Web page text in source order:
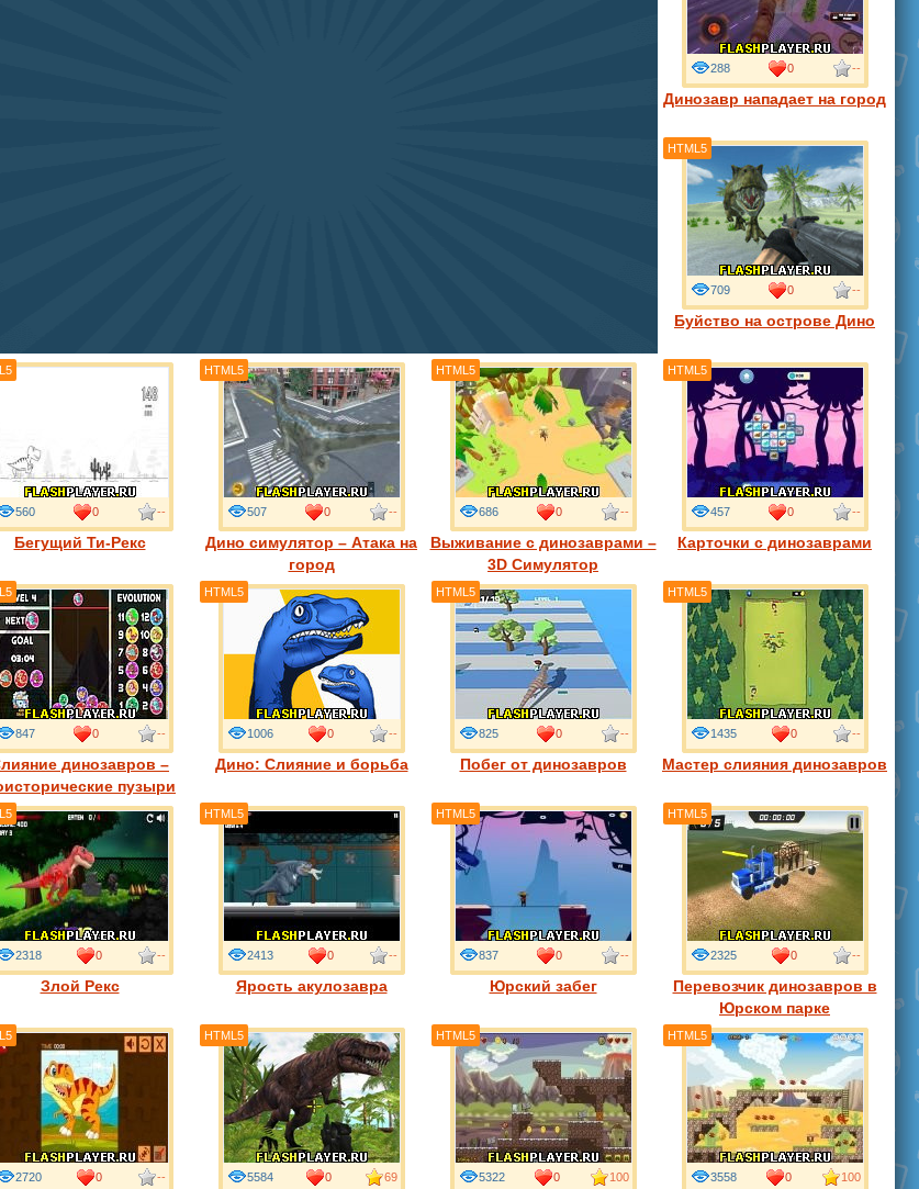
Динозавр нападает на город
288 0 --
Буйство на острове Дино
709 0 --
HTML5
Бегущий Ти-Рекс
560 0 --
Дино симулятор – Атака на
город
507 0 --
HTML5
Выживание с динозаврами –
3D Симулятор
686 0 --
HTML5
Карточки с динозаврами
457 0 --
HTML5
динозавров –
пузыри
847 0 --
Дино: Слияние и борьба
1006 0 --
HTML5
Побег от динозавров
825 0 --
HTML5
Мастер слияния динозавров
1435 0 --
HTML5
Злой Рекс
2318 0 --
Ярость акулозавра
2413 0 --
HTML5
Юрский забег
837 0 --
HTML5
Перевозчик динозавров в
Юрском парке
2325 0 --
HTML5
2720 0 -- 5584 0 69
HTML5
5322 0 100
HTML5
3558 0 100
HTML5